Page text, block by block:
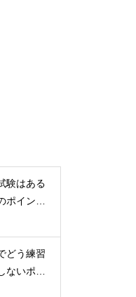
験はある
ポイント
どう練習
ないポイ